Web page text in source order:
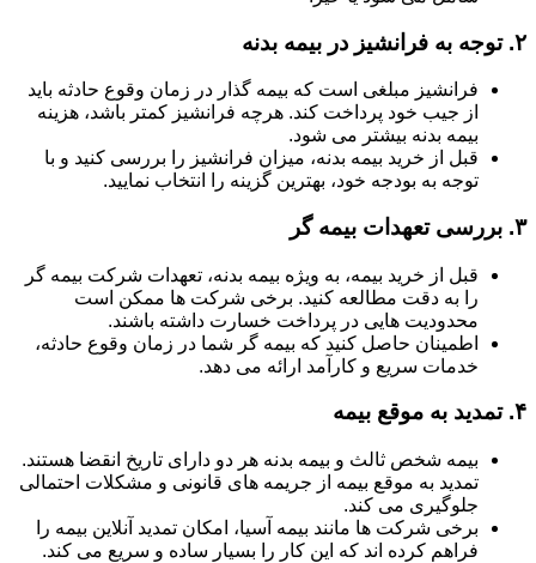
۲. توجه به فرانشیز در بیمه بدنه
فرانشیز مبلغی است که بیمه گذار در زمان وقوع حادثه باید
از جیب خود پرداخت کند. هرچه فرانشیز کمتر باشد، هزینه
بیمه بدنه بیشتر می شود.
قبل از خرید بیمه بدنه، میزان فرانشیز را بررسی کنید و با
توجه به بودجه خود، بهترین گزینه را انتخاب نمایید.
۳. بررسی تعهدات بیمه گر
قبل از خرید بیمه، به ویژه بیمه بدنه، تعهدات شرکت بیمه گر
را به دقت مطالعه کنید. برخی شرکت ها ممکن است
محدودیت هایی در پرداخت خسارت داشته باشند.
اطمینان حاصل کنید که بیمه گر شما در زمان وقوع حادثه،
خدمات سریع و کارآمد ارائه می دهد.
۴. تمدید به موقع بیمه
بیمه شخص ثالث و بیمه بدنه هر دو دارای تاریخ انقضا هستند.
تمدید به موقع بیمه از جریمه های قانونی و مشکلات احتمالی
جلوگیری می کند.
برخی شرکت ها مانند بیمه آسیا، امکان تمدید آنلاین بیمه را
فراهم کرده اند که این کار را بسیار ساده و سریع می کند.